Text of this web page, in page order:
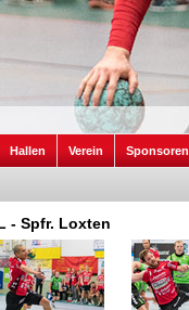
Hallen Verein Sponsoren
- Spfr. Loxten